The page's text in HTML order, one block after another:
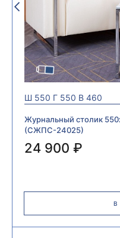
Ш 550 Г 550 В 460
Журнальный столик
(СЖПС-24025)
24 900 ₽
В